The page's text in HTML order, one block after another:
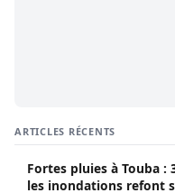
ARTICLES RÉCENTS
Fortes pluies à Touba
les inondations refont